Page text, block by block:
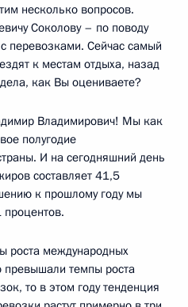
несколько вопросов.
Соколову – по поводу
с перевозками. Сейчас самый
к местам отдыха, назад
как Вы оцениваете?
Владимирович! Мы как
полугодие
И на сегодняшний день
составляет 41,5
к прошлому году мы
роста международных
превышали темпы роста
то в этом году тенденция